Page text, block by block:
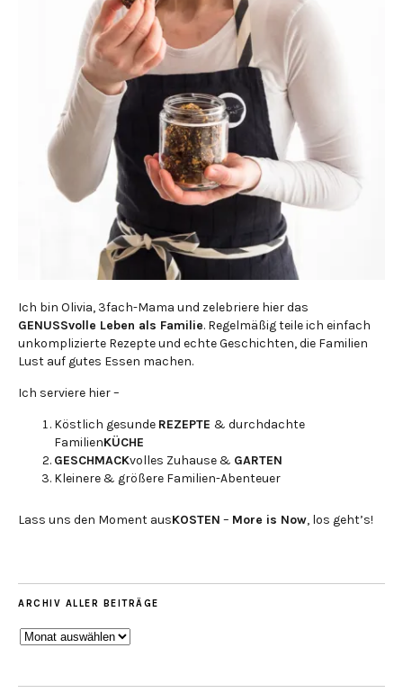
Ich bin Olivia, 3fach-Mama und zelebriere hier das
GENUSSvolle Leben als Familie. Regelmäßig teile ich einfach
unkomplizierte Rezepte und echte Geschichten, die Familien
Lust auf gutes Essen machen.
Ich serviere hier –
Köstlich gesunde REZEPTE & durchdachte
FamilienKÜCHE
GESCHMACKvolles Zuhause & GARTEN
Kleinere & größere Familien-Abenteuer
Lass uns den Moment ausKOSTEN – More is Now, los geht’s!
ARCHIV ALLER BEITRÄGE
ARCHIV